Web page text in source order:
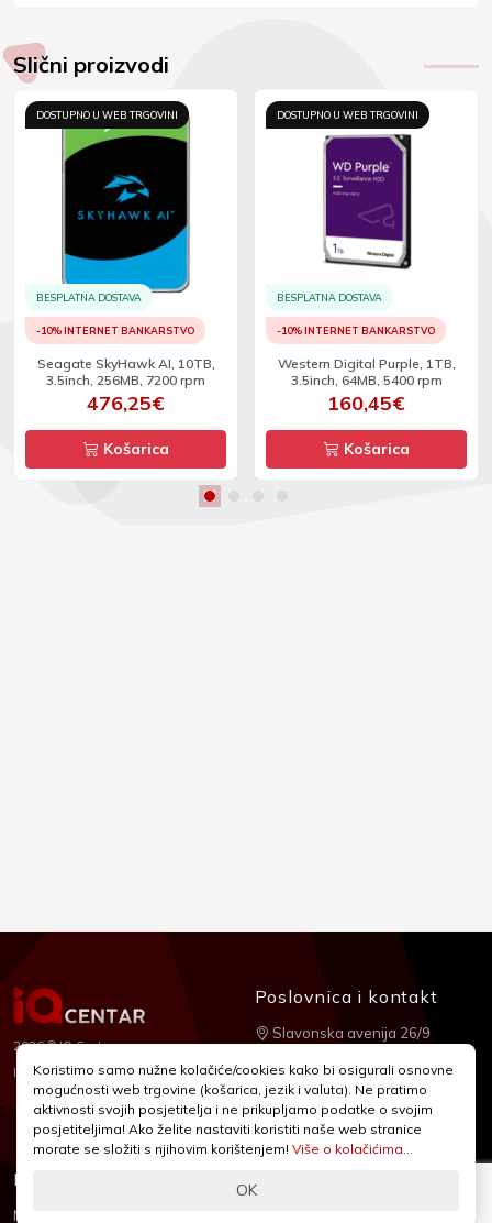
Slični proizvodi
DOSTUPNO U WEB TRGOVINI
BESPLATNA DOSTAVA
-10% INTERNET BANKARSTVO
Seagate SkyHawk AI, 10TB,
3.5inch, 256MB, 7200 rpm
476,25€
Košarica
DOSTUPNO U WEB TRGOVINI
BESPLATNA DOSTAVA
-10% INTERNET BANKARSTVO
Western Digital Purple, 1TB,
3.5inch, 64MB, 5400 rpm
160,45€
Košarica
2026 © IQ Centar
Izrada:Nubilus
Informacije
Novosti & Promocije
Podrška
Poslovnica i kontakt
Slavonska avenija 26/9
+385 1 2455 950
webshop@iqcentar.hr
Pon - Pet od 9 - 17h
Koristimo samo nužne kolačiće/cookies kako bi osigurali osnovne
mogućnosti web trgovine (košarica, jezik i valuta). Ne pratimo
aktivnosti svojih posjetitelja i ne prikupljamo podatke o svojim
posjetiteljima! Ako želite nastaviti koristiti naše web stranice
morate se složiti s njihovim korištenjem! Više o kolačićima...
OK